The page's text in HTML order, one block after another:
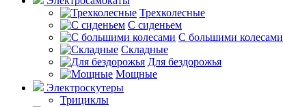
Трехколесные
С сиденьем
С большими колесами
Складные
Для бездорожья
Мощные
Электроскутеры
Трициклы